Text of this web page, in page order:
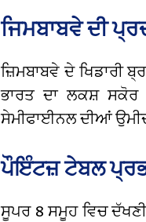
ਜਿਮਬਾਬਵੇ ਦੀ
ਜ਼ਿਮਬਾਬਵੇ ਦੇ ਖਿਡਾਰੀ
ਭਾਰਤ ਦਾ ਲਕਸ਼
ਸੇਮੀਫਾਈਨਲ ਦੀਆਂ
ਪੌਇੰਟਜ਼ ਟੇਬਲ
ਸੂਪਰ 8 ਸਮੂਹ ਵਿਚ